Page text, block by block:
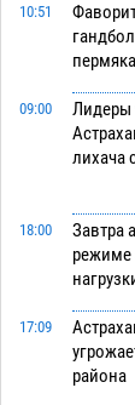
10:51
09:00
Лидеры
лихача
18:00
Завтра
режиме
17:09
района